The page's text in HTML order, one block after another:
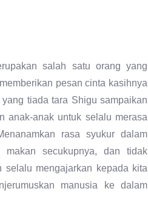
salah satu orang yang
pesan cinta kasihnya
tiada tara Shigu sampaikan
anak-anak untuk selalu merasa
rasa syukur dalam
makan secukupnya, dan tidak
selalu mengajarkan kepada kita
manusia ke dalam